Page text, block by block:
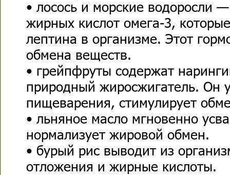
• лосось и морские водоросли
жирных кислот омега-3,
лептина в организме. Этот
обмена веществ.
• грейпфруты содержат
природный жиросжигатель. Он
пищеварения, стимулирует
• льняное масло мгновенно
нормализует жировой обмен.
• бурый рис выводит из
отложения и жирные кислоты.